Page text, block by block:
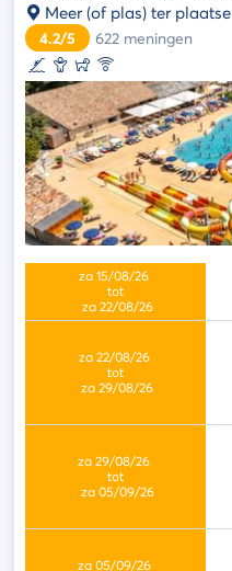
Meer (of plas) ter plaatse
4.2/5 622meningen